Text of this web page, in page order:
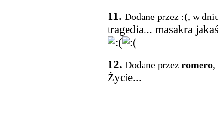
11. Dodane przez :(, w
tragedia... masakra
12. Dodane przez romero,
Życie...